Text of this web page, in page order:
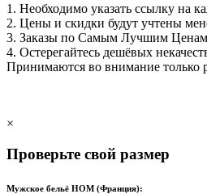
1. Необходимо указать ссылку на
2. Цены и скидки будут учтены
3. Заказы по Самым Лучшим Ценам
4. Остерегайтесь дешёвых
Принимаются во внимание только
×
Проверьте свой размер
Мужское бельё HOM (Франция):